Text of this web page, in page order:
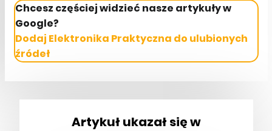
Chcesz częściej widzieć nasze artykuły w
Google?
Dodaj Elektronika Praktyczna do ulubionych
źródeł
Artykuł ukazał się w